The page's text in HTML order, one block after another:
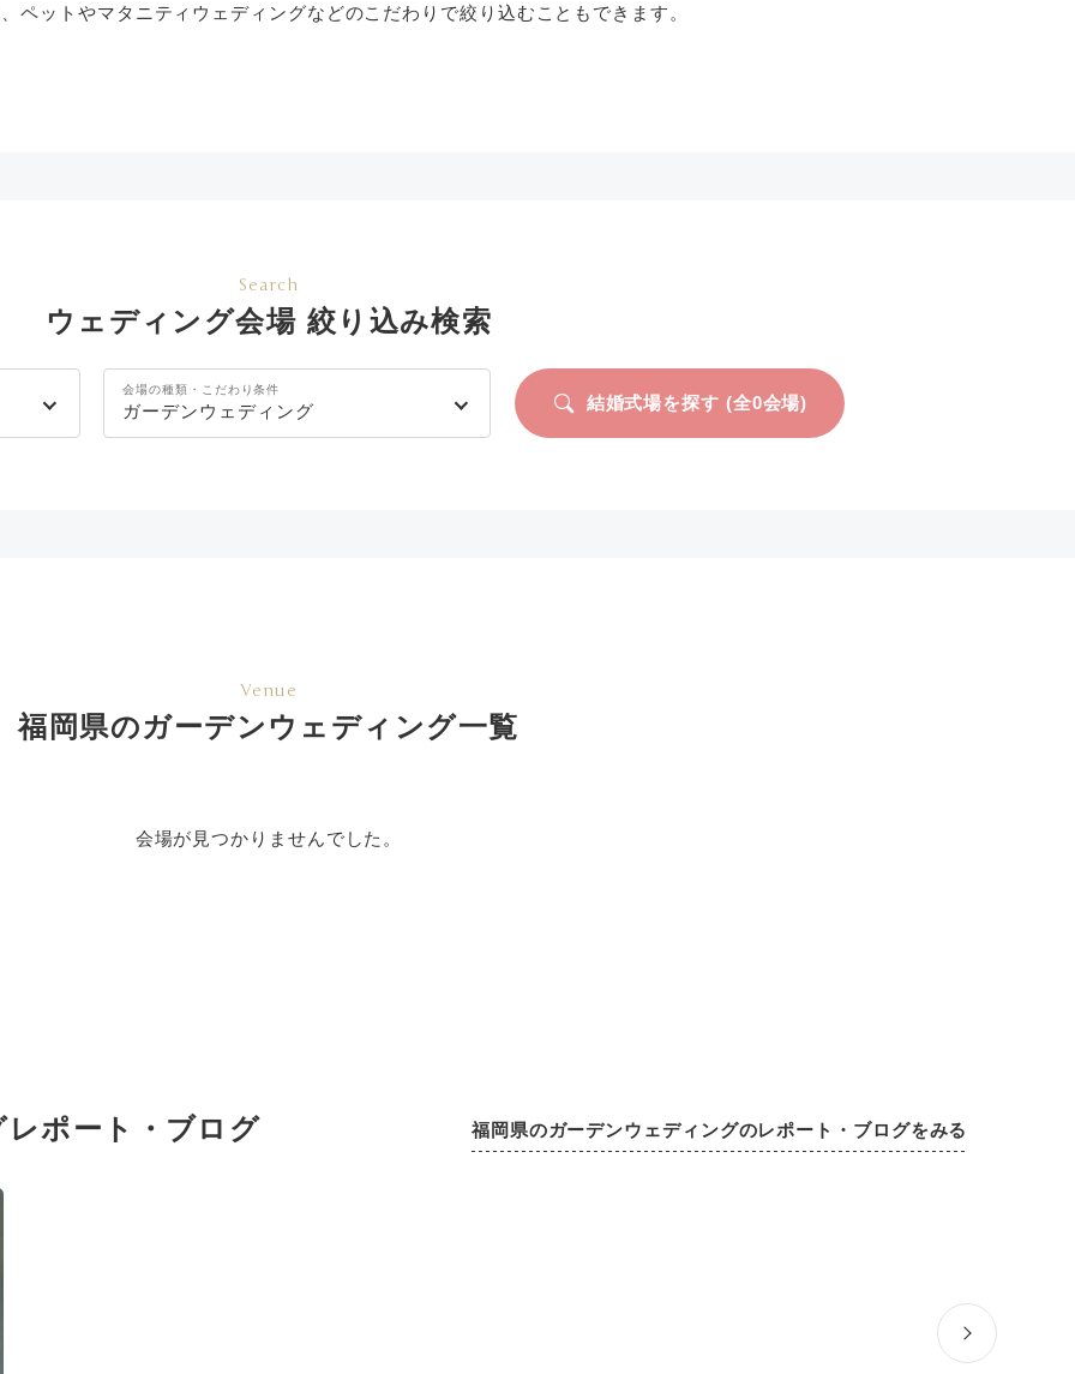
ペットやマタニティウェディングなどのこだわりで絞り込むこともできます。
Search
ウェディング会場 絞り込み検索
会場の種類・こだわり条件
ガーデンウェディング 結婚式場を探す (全0会場)
Venue
福岡県のガーデンウェディング一覧
会場が見つかりませんでした。
ポート・ブログ 福岡県のガーデンウェディングのレポート・ブログをみる